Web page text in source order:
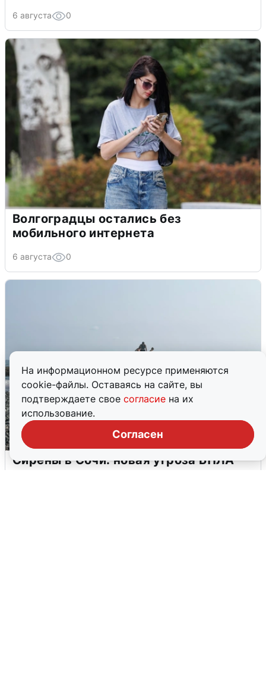
На информационном ресурсе применяются
cookie-файлы. Оставаясь на сайте, вы
подтверждаете свое согласие на их
использование.
Согласен
6 августа 0
Волгоградцы остались без
мобильного интернета
6 августа 0
Сирены в Сочи: новая угроза БПЛА